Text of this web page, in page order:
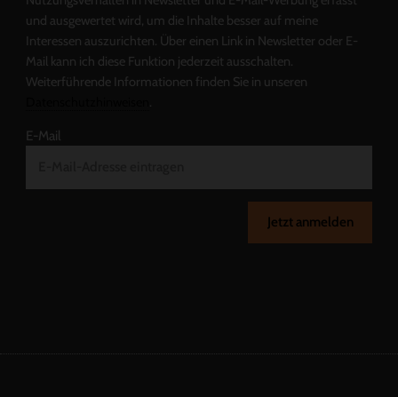
und ausgewertet wird, um die Inhalte besser auf meine
Interessen auszurichten. Über einen Link in Newsletter oder E-
Mail kann ich diese Funktion jederzeit ausschalten.
Weiterführende Informationen finden Sie in unseren
.
E-Mail
Jetzt anmelden